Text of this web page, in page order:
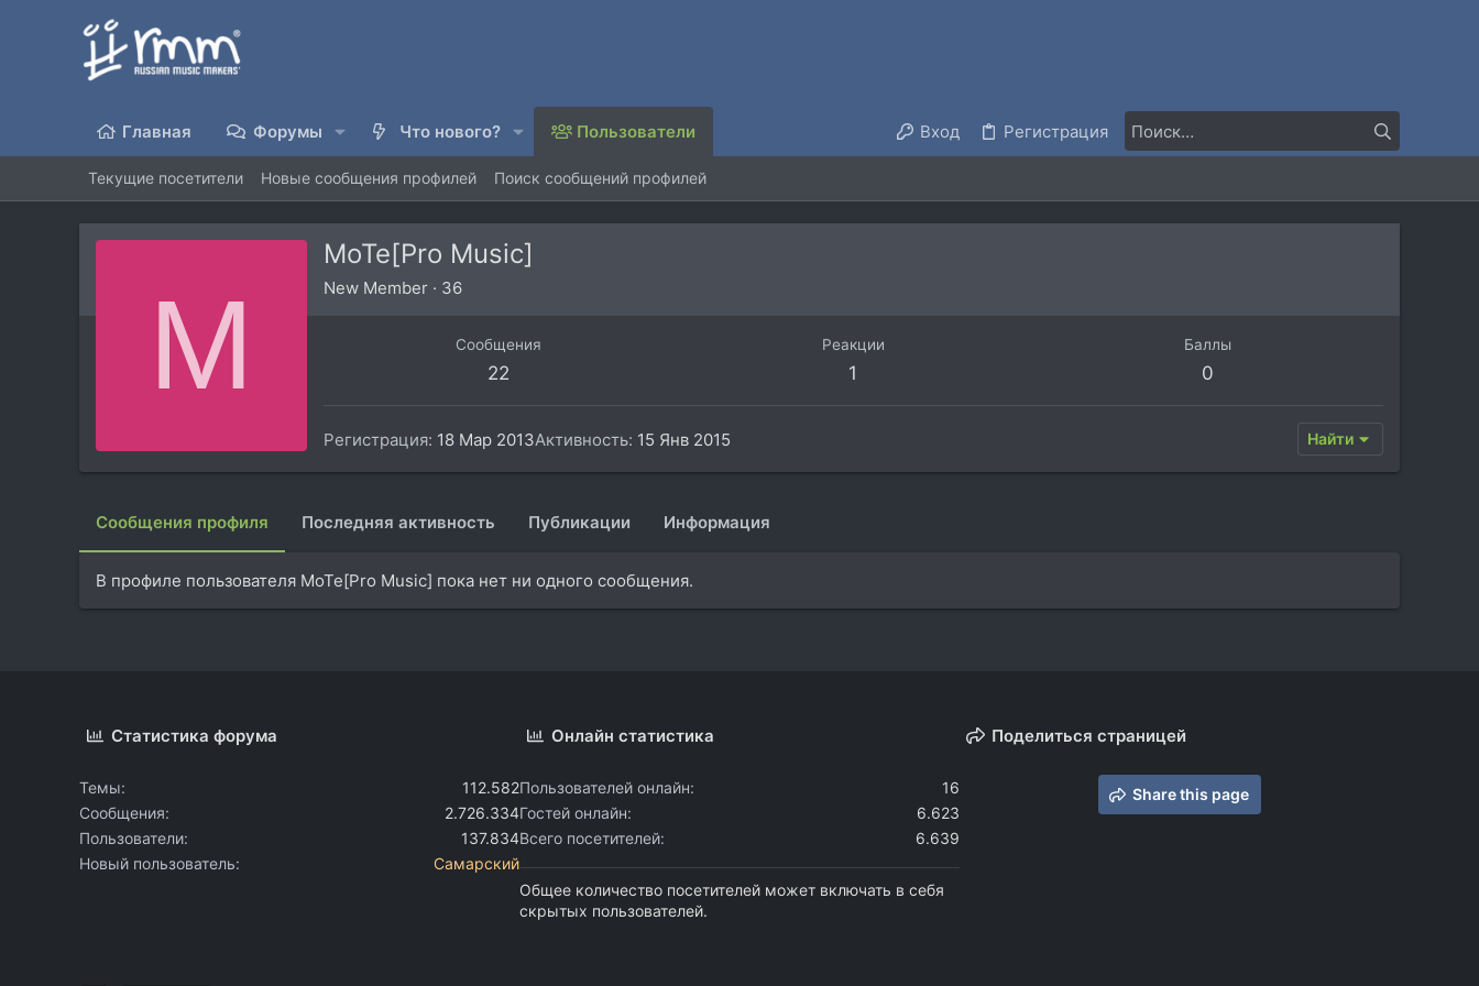
Главная Форумы Что нового? Пользователи Вход Регистрация
Текущие посетители Новые сообщения профилей Поиск сообщений профилей
M
MoTe[Pro Music]
New Member · 36
Сообщения
22
Реакции
1
Баллы
0
Регистрация 18 Мар 2013Активность 15 Янв 2015 Найти
Сообщения профиля Последняя активность Публикации Информация
В профиле пользователя MoTe[Pro Music] пока нет ни одного сообщения.
Статистика форума
Темы
112.582
Сообщения
2.726.334
Пользователи
137.834
Новый пользователь
Самарский
Онлайн статистика
Пользователей онлайн
16
Гостей онлайн
6.623
Всего посетителей
6.639
Общее количество посетителей может включать в себя
скрытых пользователей.
Поделиться страницей
Share this page